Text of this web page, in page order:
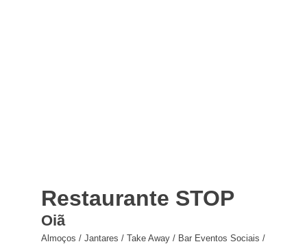
Restaurante STOP
Oiã
Almoços / Jantares / Take Away / Bar Eventos Sociais /